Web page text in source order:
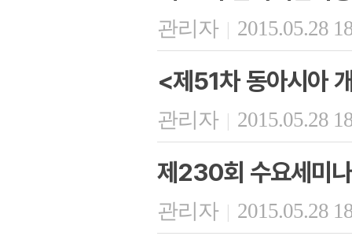
관리자 | 2015.05.28
<제51차 동아시아
관리자 | 2015.05.28
제230회 수요세미나
관리자 | 2015.05.28